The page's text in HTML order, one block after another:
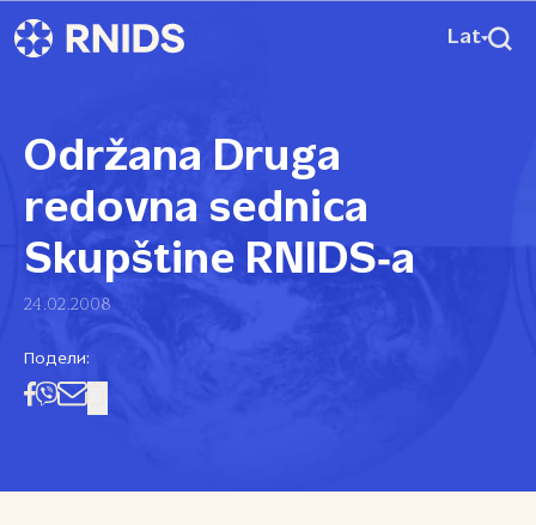
Lat
Održana Druga
redovna sednica
Skupštine RNIDS‑a
24.02.2008
Подели: